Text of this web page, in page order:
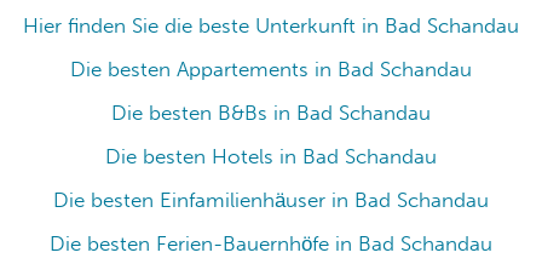
Hier finden Sie die beste Unterkunft in Bad Schandau
Die besten Appartements in Bad Schandau
Die besten B&Bs in Bad Schandau
Die besten Hotels in Bad Schandau
Die besten Einfamilienhäuser in Bad Schandau
Die besten Ferien-Bauernhöfe in Bad Schandau